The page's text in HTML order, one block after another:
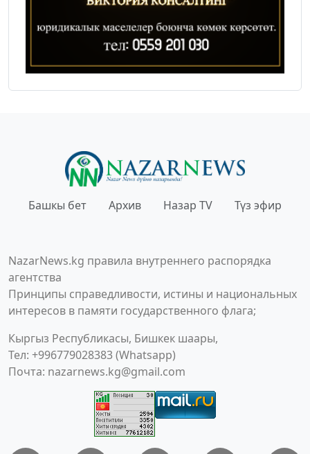
Башкы бет Архив Назар TV Түз эфир
NazarNews.kg правила внутреннего распорядка
агентства
Принципы справедливости, истины и национальных
интересов в памяти государственного флага;
Кыргыз Республикасы, Бишкек шаары,
Тел: +996779028383 (Whatsapp)
Почта: nazarnews.kg@gmail.com